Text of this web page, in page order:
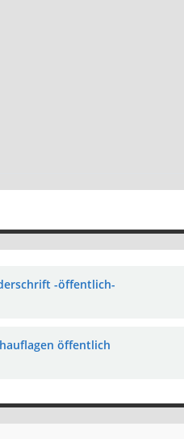
-öffentlich-
öffentlich